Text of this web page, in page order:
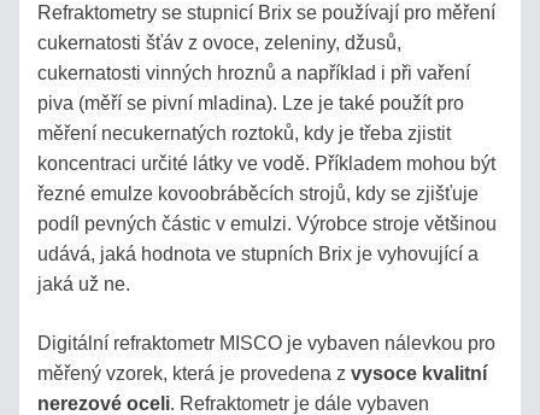
Refraktometry se stupnicí Brix se používají pro měření
cukernatosti šťáv z ovoce, zeleniny, džusů,
cukernatosti vinných hroznů a například i při vaření
piva (měří se pivní mladina). Lze je také použít pro
měření necukernatých roztoků, kdy je třeba zjistit
koncentraci určité látky ve vodě. Příkladem mohou být
řezné emulze kovoobráběcích strojů, kdy se zjišťuje
podíl pevných částic v emulzi. Výrobce stroje většinou
udává, jaká hodnota ve stupních Brix je vyhovující a
jaká už ne.
Digitální refraktometr MISCO je vybaven nálevkou pro
měřený vzorek, která je provedena z vysoce kvalitní
nerezové oceli. Refraktometr je dále vybaven
DIGITÁLNÍ
REFRAKTOMETRY
MISCO
VST
COFFEE
STOLNÍ
REFRAKTOMETRY
PŘÍSLUŠENSTVÍ